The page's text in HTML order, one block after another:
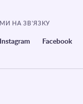
МИ НА ЗВ’ЯЗКУ
Instagram Facebook